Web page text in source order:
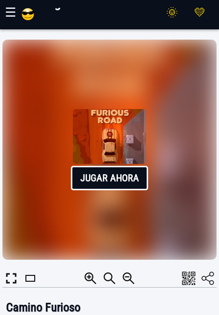
☰
JUGAR AHORA
Camino Furioso